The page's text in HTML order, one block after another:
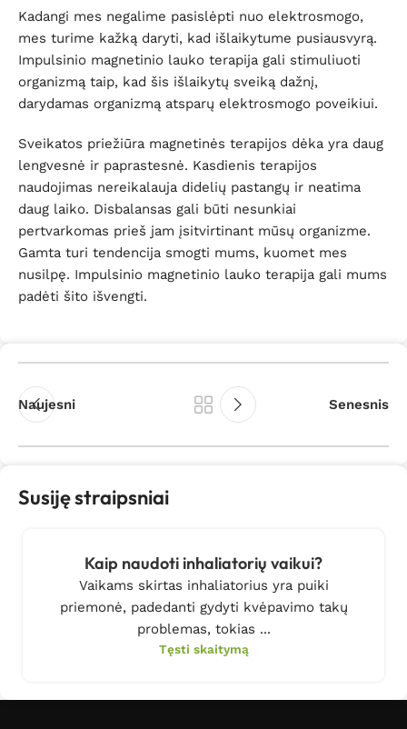
Kadangi mes negalime pasislėpti nuo elektrosmogo,
mes turime kažką daryti, kad išlaikytume pusiausvyrą.
Impulsinio magnetinio lauko terapija gali stimuliuoti
organizmą taip, kad šis išlaikytų sveiką dažnį,
darydamas organizmą atsparų elektrosmogo poveikiui.
Sveikatos priežiūra magnetinės terapijos dėka yra daug
lengvesnė ir paprastesnė. Kasdienis terapijos
naudojimas nereikalauja didelių pastangų ir neatima
daug laiko. Disbalansas gali būti nesunkiai
pertvarkomas prieš jam įsitvirtinant mūsų organizme.
Gamta turi tendencija smogti mums, kuomet mes
nusilpę. Impulsinio magnetinio lauko terapija gali mums
padėti šito išvengti.
Naujesni Senesnis
Susiję straipsniai
Kaip naudoti inhaliatorių vaikui?
Vaikams skirtas inhaliatorius yra puiki
priemonė, padedanti gydyti kvėpavimo takų
problemas, tokias ...
Tęsti skaitymą